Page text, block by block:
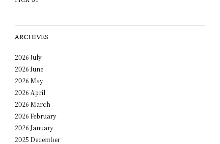
ARCHIVES
2026 July
2026 June
2026 May
2026 April
2026 March
2026 February
2026 January
2025 December